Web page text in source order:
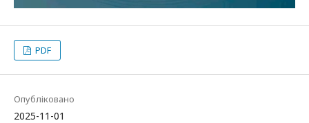
PDF
Опубліковано
2025-11-01